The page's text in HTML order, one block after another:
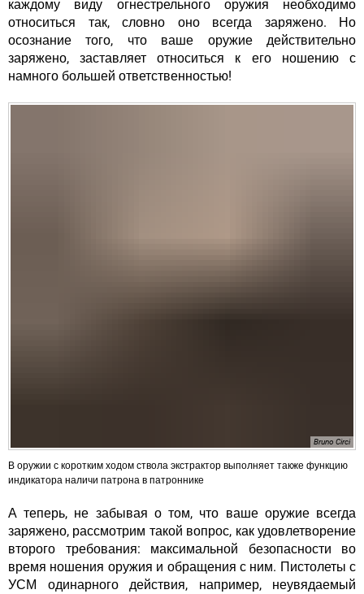
каждому виду огнестрельного оружия необходимо
относиться так, словно оно всегда заряжено. Но
осознание того, что ваше оружие действительно
заряжено, заставляет относиться к его ношению с
намного большей ответственностью!
Bruno Circi
В оружии с коротким ходом ствола экстрактор выполняет также функцию
индикатора наличи патрона в патроннике
А теперь, не забывая о том, что ваше оружие всегда
заряжено, рассмотрим такой вопрос, как удовлетворение
второго требования: максимальной безопасности во
время ношения оружия и обращения с ним. Пистолеты с
УСМ одинарного действия, например, неувядаемый